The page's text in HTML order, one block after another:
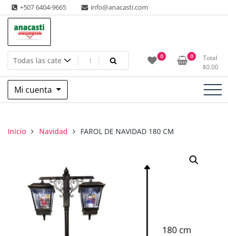
Saltar
al
contenido
+507 6404-9665 info@anacasti.com
Anacasti Internacional SA
Ventas de productos al por mayor de flores y plantas. juguetes,
navidad, religioso y adornos
0 0
Total
$0.00
Mi cuenta
Inicio Navidad FAROL DE NAVIDAD 180 CM